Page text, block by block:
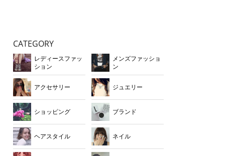
CATEGORY
レディースファッ
ション
メンズファッショ
ン
アクセサリー ジュエリー
ショッピング ブランド
ヘアスタイル ネイル